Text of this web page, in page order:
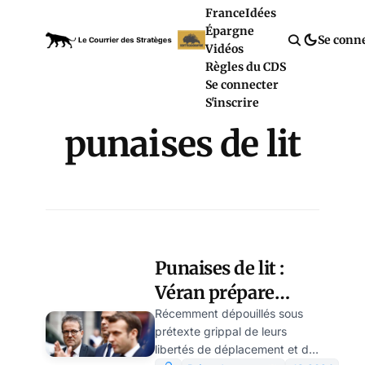
FranceIdées
Épargne
Vidéos
Règles du CDS
Se connecter
S'inscrire
Se
punaises de lit
Punaises de lit :
Véran prépare
l’épouillage
contraignant des
Récemment dépouillés sous
prétexte grippal de leurs
libertés de déplacement et de